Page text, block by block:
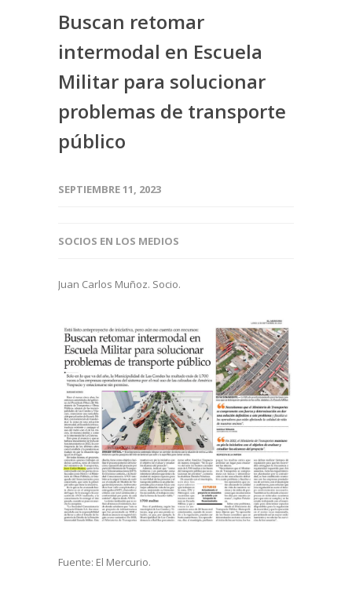
Buscan retomar
intermodal en Escuela
Militar para solucionar
problemas de transporte
público
SEPTIEMBRE 11, 2023
SOCIOS EN LOS MEDIOS
Juan Carlos Muñoz. Socio.
Fuente: El Mercurio.